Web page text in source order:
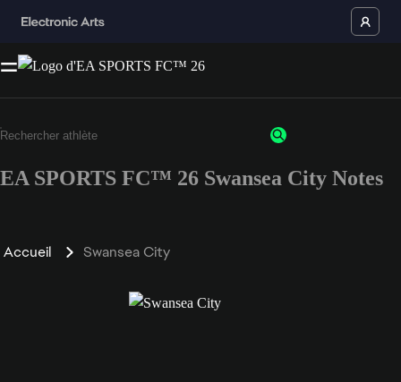
EA SPORTS FC™ 26 Swansea City Notes
Accueil Swansea City